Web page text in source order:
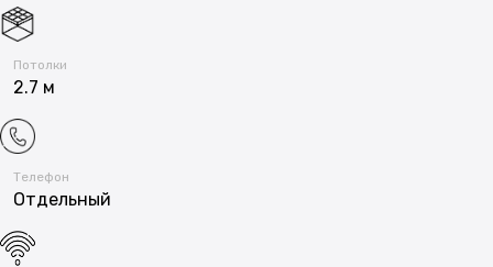
Потолки
2.7 м
Телефон
Отдельный